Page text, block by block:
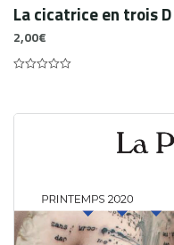
2,00€
5